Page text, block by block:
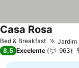
Bed & Breakfast Jardim
Casa Rosa
8,5 Excelente 963